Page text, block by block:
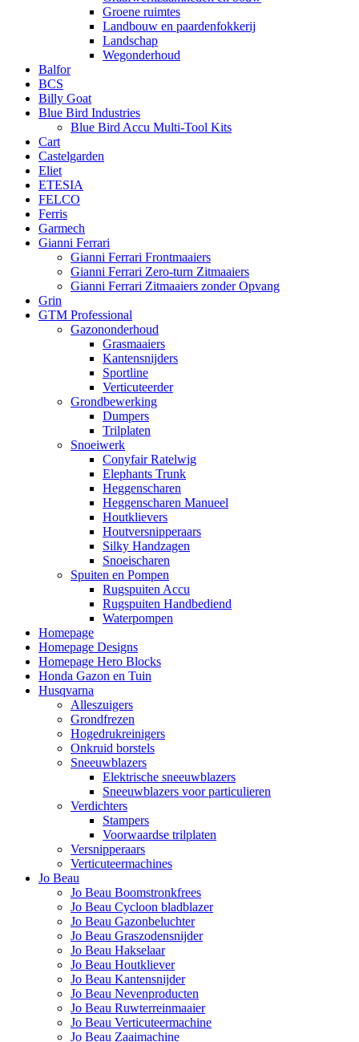
Groene ruimtes
Landbouw en paardenfokkerij
Landschap
Wegonderhoud
Balfor
BCS
Billy Goat
Blue Bird Industries
Blue Bird Accu Multi-Tool Kits
Cart
Castelgarden
Eliet
ETESIA
FELCO
Ferris
Garmech
Gianni Ferrari
Gianni Ferrari Frontmaaiers
Gianni Ferrari Zero-turn Zitmaaiers
Gianni Ferrari Zitmaaiers zonder Opvang
Grin
GTM Professional
Gazononderhoud
Grasmaaiers
Kantensnijders
Sportline
Verticuteerder
Grondbewerking
Dumpers
Trilplaten
Snoeiwerk
Conyfair Ratelwig
Elephants Trunk
Heggenscharen
Heggenscharen Manueel
Houtklievers
Houtversnipperaars
Silky Handzagen
Snoeischaren
Spuiten en Pompen
Rugspuiten Accu
Rugspuiten Handbediend
Waterpompen
Homepage
Homepage Designs
Homepage Hero Blocks
Honda Gazon en Tuin
Husqvarna
Alleszuigers
Grondfrezen
Hogedrukreinigers
Onkruid borstels
Sneeuwblazers
Elektrische sneeuwblazers
Sneeuwblazers voor particulieren
Verdichters
Stampers
Voorwaardse trilplaten
Versnipperaars
Verticuteermachines
Jo Beau
Jo Beau Boomstronkfrees
Jo Beau Cycloon bladblazer
Jo Beau Gazonbeluchter
Jo Beau Graszodensnijder
Jo Beau Hakselaar
Jo Beau Houtkliever
Jo Beau Kantensnijder
Jo Beau Nevenproducten
Jo Beau Ruwterreinmaaier
Jo Beau Verticuteermachine
Jo Beau Zaaimachine